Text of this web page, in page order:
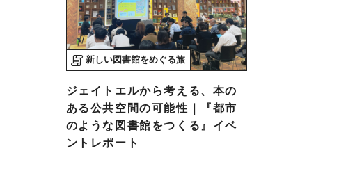
新しい図書館をめぐる旅
ジェイトエルから考える、本の
ある公共空間の可能性｜『都市
のような図書館をつくる』イベ
ントレポート